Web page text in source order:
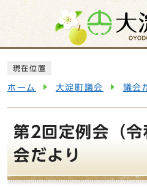
ページの先頭です
現在位置
ホーム 大淀町議会 議会
第2回定例会（
会だより